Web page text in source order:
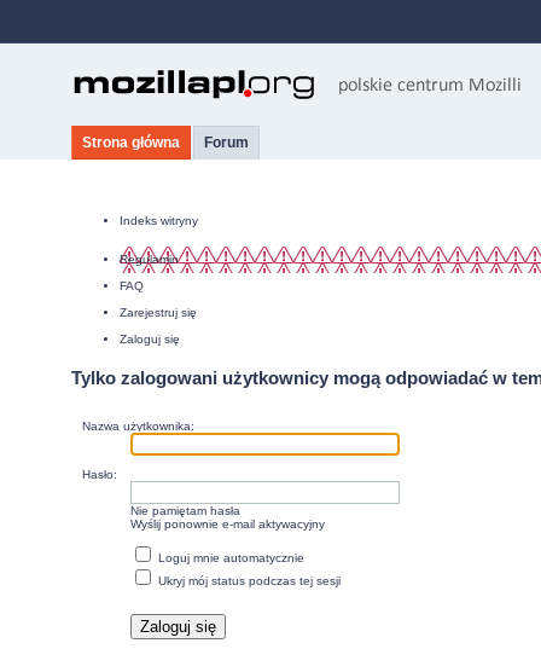
Strona główna Forum
Indeks witryny
Regulamin
FAQ
Zarejestruj się
Zaloguj się
Tylko zalogowani użytkownicy mogą odpowiadać w
Nazwa użytkownika:
Hasło:
Nie pamiętam hasła
Wyślij ponownie e-mail aktywacyjny
Loguj mnie automatycznie
Ukryj mój status podczas tej sesji